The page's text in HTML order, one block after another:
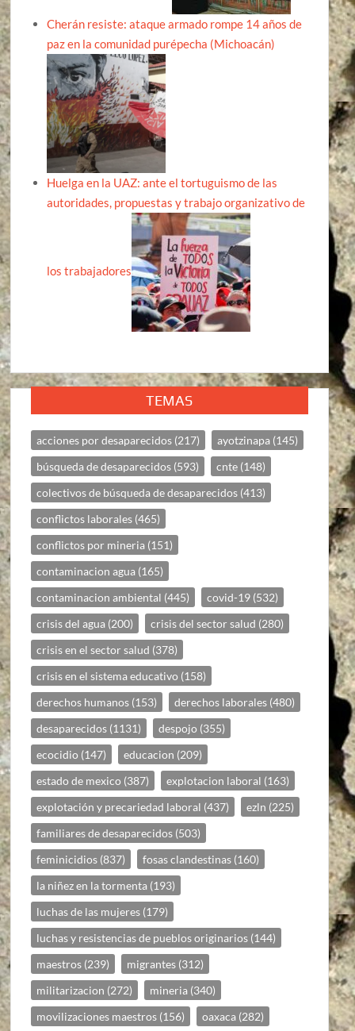
Cherán resiste: ataque armado rompe 14 años de
paz en la comunidad purépecha (Michoacán)
Huelga en la UAZ: ante el tortuguismo de las
autoridades, propuestas y trabajo organizativo de
los trabajadores
TEMAS
acciones por desaparecidos (217) ayotzinapa (145)
búsqueda de desaparecidos (593) cnte (148)
colectivos de búsqueda de desaparecidos (413)
conflictos laborales (465)
conflictos por mineria (151)
contaminacion agua (165)
contaminacion ambiental (445) covid-19 (532)
crisis del agua (200) crisis del sector salud (280)
crisis en el sector salud (378)
crisis en el sistema educativo (158)
derechos humanos (153) derechos laborales (480)
desaparecidos (1131) despojo (355)
ecocidio (147) educacion (209)
estado de mexico (387) explotacion laboral (163)
explotación y precariedad laboral (437) ezln (225)
familiares de desaparecidos (503)
feminicidios (837) fosas clandestinas (160)
la niñez en la tormenta (193)
luchas de las mujeres (179)
luchas y resistencias de pueblos originarios (144)
maestros (239) migrantes (312)
militarizacion (272) mineria (340)
movilizaciones maestros (156) oaxaca (282)